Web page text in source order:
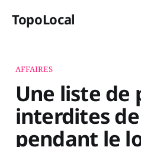
TopoLocal
AFFAIRES
Une liste de
interdites
pendant le